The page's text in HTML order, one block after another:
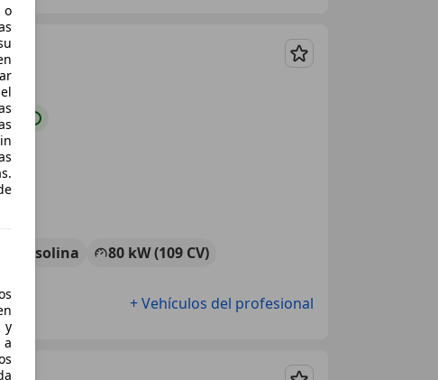
Guardar
Gasolina
80 kW (109 CV)
+ Vehículos del profesional
o
y